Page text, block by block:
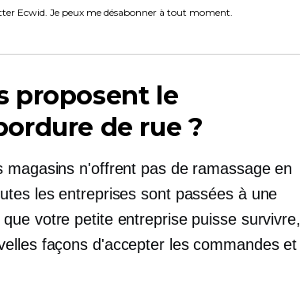
Ecwid. Je peux me désabonner à tout moment.
proposent le
de rue ?
magasins n'offrent pas de ramassage en
les entreprises sont passées à une
votre petite entreprise puisse survivre,
façons d'accepter les commandes et